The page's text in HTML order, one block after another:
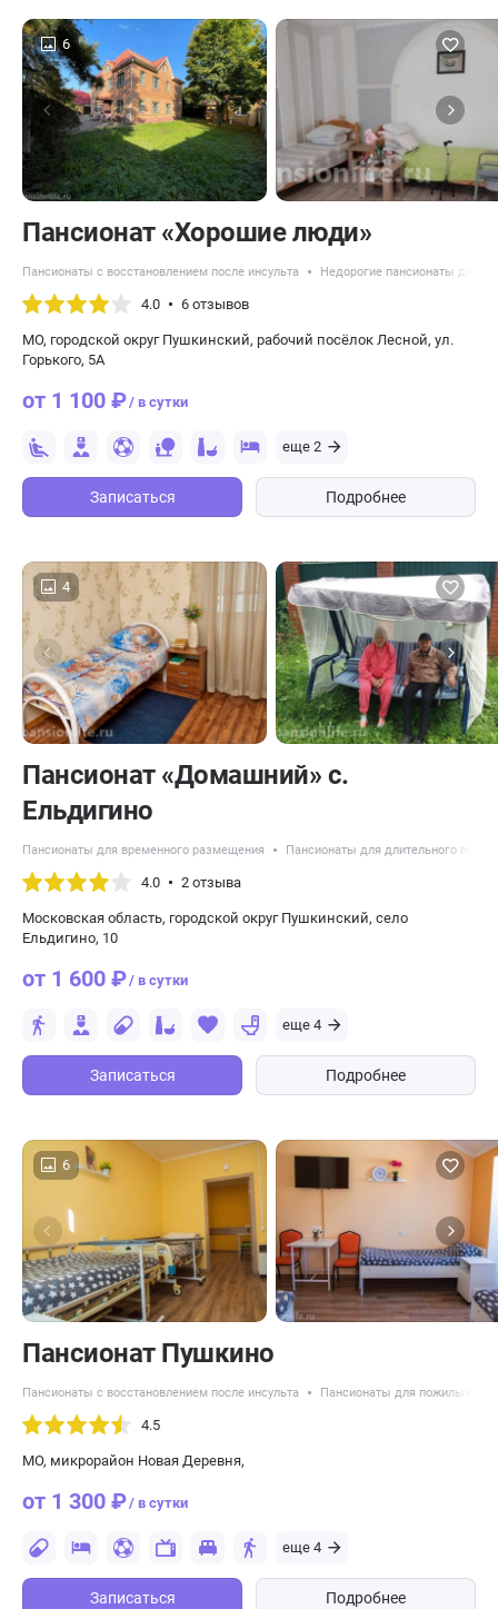
6
Пансионат «Хорошие люди»
Пансионаты с восстановлением после инсульта Недорогие пансионаты для
4.0 6 отзывов
МО, городской округ Пушкинский, рабочий посёлок Лесной, ул.
Горького, 5А
от 1 100 ₽/ в сутки
еще 2
Записаться Подробнее
4
Пансионат «Домашний» с.
Ельдигино
Пансионаты для временного размещения Пансионаты для длительного
4.0 2 отзыва
Московская область, городской округ Пушкинский, село
Ельдигино, 10
от 1 600 ₽/ в сутки
еще 4
Записаться Подробнее
6
Пансионат Пушкино
Пансионаты с восстановлением после инсульта Пансионаты для пожилых с
4.5
МО, микрорайон Новая Деревня,
от 1 300 ₽/ в сутки
еще 4
Записаться Подробнее